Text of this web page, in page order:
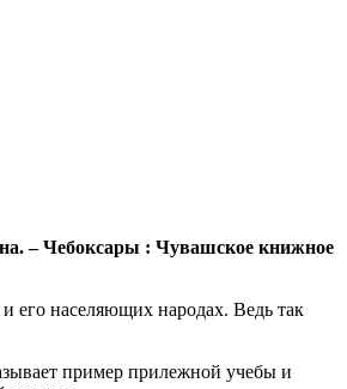
– Чебоксары : Чувашское книжное
его населяющих народах. Ведь так
пример прилежной учебы и